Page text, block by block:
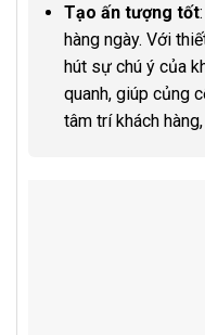
Tạo ấn tượng tốt:
hàng ngày. Với
hút sự chú ý của
quanh, giúp củng
tâm trí khách